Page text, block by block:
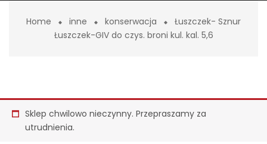
Home inne konserwacja
Łuszczek- Sznur
Łuszczek-GIV do czys. broni kul. kal. 5,6
Sklep chwilowo nieczynny. Przepraszamy za
utrudnienia.